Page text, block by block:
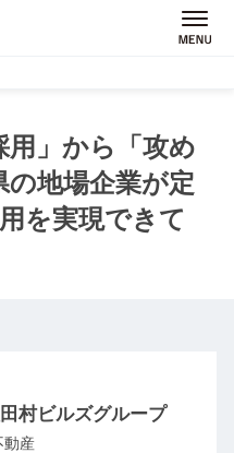
用」から「攻め
の地場企業が定
を実現できて
村ビルズグループ
産